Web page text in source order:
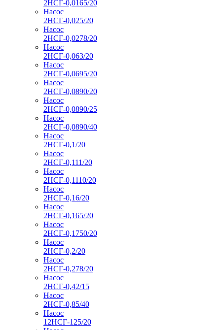
2НСГ-0,0165/20
Насос
2НСГ-0,025/20
Насос
2НСГ-0,0278/20
Насос
2НСГ-0,063/20
Насос
2НСГ-0,0695/20
Насос
2НСГ-0,0890/20
Насос
2НСГ-0,0890/25
Насос
2НСГ-0,0890/40
Насос
2НСГ-0,1/20
Насос
2НСГ-0,111/20
Насос
2НСГ-0,1110/20
Насос
2НСГ-0,16/20
Насос
2НСГ-0,165/20
Насос
2НСГ-0,1750/20
Насос
2НСГ-0,2/20
Насос
2НСГ-0,278/20
Насос
2НСГ-0,42/15
Насос
2НСГ-0,85/40
Насос
12НСГ-125/20